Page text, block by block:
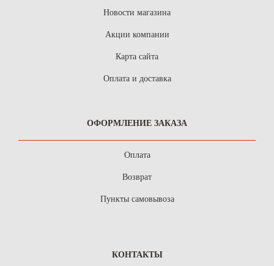
Новости магазина
Акции компании
Карта сайта
Оплата и доставка
ОФОРМЛЕНИЕ ЗАКАЗА
Оплата
Возврат
Пункты самовывоза
КОНТАКТЫ